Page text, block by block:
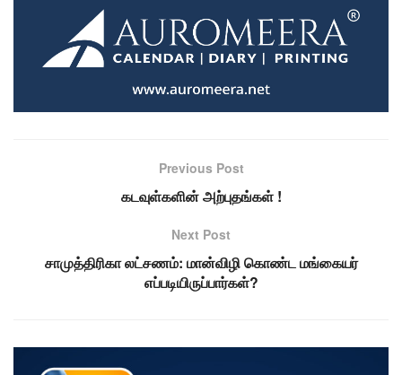
Previous Post
கடவுள்களின் அற்புதங்கள் !
Next Post
சாமுத்திரிகா லட்சணம்: மான்விழி கொண்ட மங்கையர்
எப்படியிருப்பார்கள்?